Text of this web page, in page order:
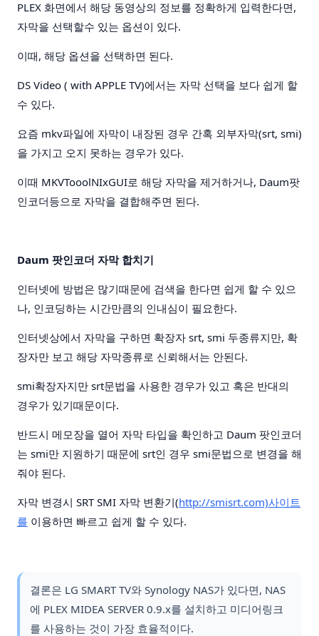
PLEX 화면에서 해당 동영상의 정보를 정확하게 입력한다면,
자막을 선택할수 있는 옵션이 있다.
이때, 해당 옵션을 선택하면 된다.
DS Video ( with APPLE TV)에서는 자막 선택을 보다 쉽게 할
수 있다.
요즘 mkv파일에 자막이 내장된 경우 간혹 외부자막(srt, smi)
을 가지고 오지 못하는 경우가 있다.
이때 MKVTooolNIxGUI로 해당 자막을 제거하거나, Daum팟
인코더등으로 자막을 결합해주면 된다.
Daum 팟인코더 자막 합치기
인터넷에 방법은 많기때문에 검색을 한다면 쉽게 할 수 있으
나, 인코딩하는 시간만큼의 인내심이 필요한다.
인터넷상에서 자막을 구하면 확장자 srt, smi 두종류지만, 확
장자만 보고 해당 자막종류로 신뢰해서는 안된다.
smi확장자지만 srt문법을 사용한 경우가 있고 혹은 반대의
경우가 있기때문이다.
반드시 메모장을 열어 자막 타입을 확인하고 Daum 팟인코더
는 smi만 지원하기 때문에 srt인 경우 smi문법으로 변경을 해
줘야 된다.
자막 변경시 SRT SMI 자막 변환기(http://smisrt.com)사이트
를 이용하면 빠르고 쉽게 할 수 있다.
결론은 LG SMART TV와 Synology NAS가 있다면, NAS
에 PLEX MIDEA SERVER 0.9.x를 설치하고 미디어링크
를 사용하는 것이 가장 효율적이다.